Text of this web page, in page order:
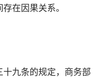
在因果关系。
九条的规定，商务部